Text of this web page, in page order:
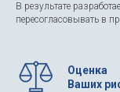
В результате
пересогласовывать в
Оценка
Ваших